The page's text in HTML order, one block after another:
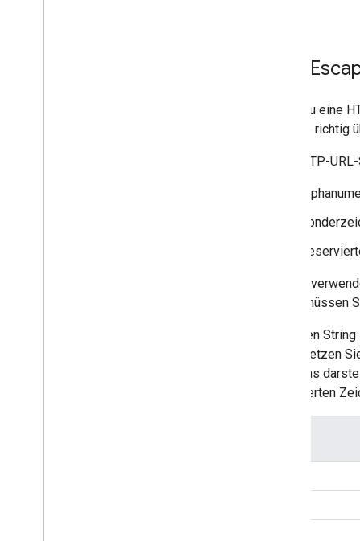
URL-
Wenn du eine
Anfrage richtig
Das HTTP-
Google
Daher müssen
Um einen
und ersetzen
Zeichens
reservierten